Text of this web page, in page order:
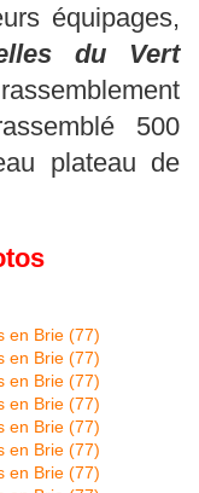
équipages,
du Vert
500
plateau de